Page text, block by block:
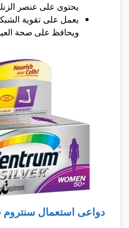
يحتوى على عنصر
يعمل على تقوية
ويحافظ على صحة
دواعى استعمال سنتروم